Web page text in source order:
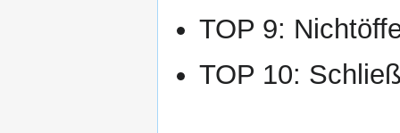
TOP 9:
TOP 10: